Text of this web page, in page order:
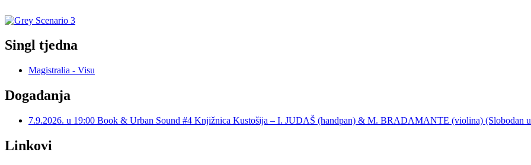
Singl tjedna
Magistralia - Visu
Događanja
7.9.2026. u 19:00 Book & Urban Sound #4 Knjižnica Kustošija – I. JUDAŠ (handpan) & M. BRADAMANTE (violina) (Slobodan
Linkovi